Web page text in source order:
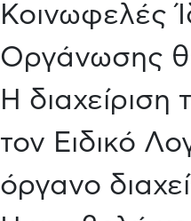
Κοινωφελές
Οργάνωσης
H
τον Ειδικό
όργανο